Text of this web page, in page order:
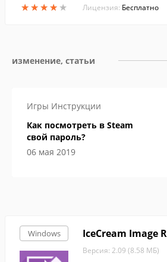
★★★★ ★
★★★★ ★ Лицензия: Бесплатно
изменение, статьи
Игры Инструкции
Как посмотреть в Steam
свой пароль?
06 мая 2019
Windows IceCream Image
Версия: 2.09 (8.58 МБ)